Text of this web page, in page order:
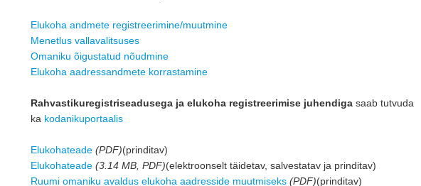
Elukoha andmete registreerimine/muutmine
Menetlus vallavalitsuses
Omaniku õigustatud nõudmine
Elukoha aadressandmete korrastamine
Rahvastikuregistriseadusega ja elukoha registreerimise juhendiga saab tutvuda
ka kodanikuportaalis
Elukohateade (PDF)(prinditav)
Elukohateade (3.14 MB, PDF)(elektroonselt täidetav, salvestatav ja prinditav)
Ruumi omaniku avaldus elukoha aadresside muutmiseks (PDF)(prinditav)